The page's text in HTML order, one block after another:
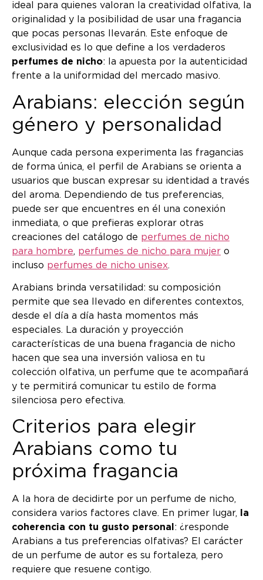
ideal para quienes valoran la creatividad olfativa, la
originalidad y la posibilidad de usar una fragancia
que pocas personas llevarán. Este enfoque de
exclusividad es lo que define a los verdaderos
perfumes de nicho: la apuesta por la autenticidad
frente a la uniformidad del mercado masivo.
Arabians: elección según
género y personalidad
Aunque cada persona experimenta las fragancias
de forma única, el perfil de Arabians se orienta a
usuarios que buscan expresar su identidad a través
del aroma. Dependiendo de tus preferencias,
puede ser que encuentres en él una conexión
inmediata, o que prefieras explorar otras
creaciones del catálogo de perfumes de nicho
para hombre, perfumes de nicho para mujer o
incluso perfumes de nicho unisex.
Arabians brinda versatilidad: su composición
permite que sea llevado en diferentes contextos,
desde el día a día hasta momentos más
especiales. La duración y proyección
características de una buena fragancia de nicho
hacen que sea una inversión valiosa en tu
colección olfativa, un perfume que te acompañará
y te permitirá comunicar tu estilo de forma
silenciosa pero efectiva.
Criterios para elegir
Arabians como tu
próxima fragancia
A la hora de decidirte por un perfume de nicho,
considera varios factores clave. En primer lugar,
la
coherencia con tu gusto personal : ¿responde
Arabians a tus preferencias olfativas? El carácter
de un perfume de autor es su fortaleza, pero
requiere que resuene contigo.